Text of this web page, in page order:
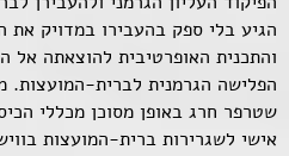
והתכנית האופרטיבית להוצאתה
הפלישה הגרמנית לברית-המועצות.
שטרפר חרג באופן מסוכן מכללי
אישי לשגרירות ברית-המועצות